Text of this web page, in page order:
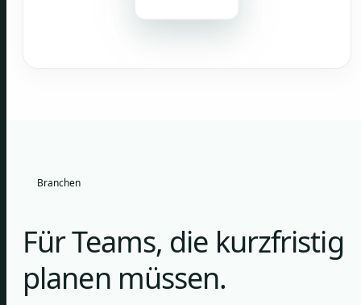
Branchen
Für Teams, die kurzfristig
planen müssen.